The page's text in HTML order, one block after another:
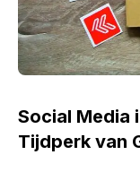
Social Media
Tijdperk van